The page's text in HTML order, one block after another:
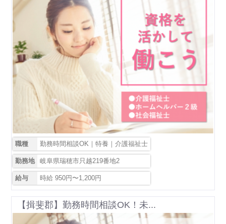
職種 勤務時間相談OK｜特養｜介護福祉士
勤務地 岐阜県瑞穂市只越219番地2
給与 時給 950円〜1,200円
【揖斐郡】勤務時間相談OK！未...